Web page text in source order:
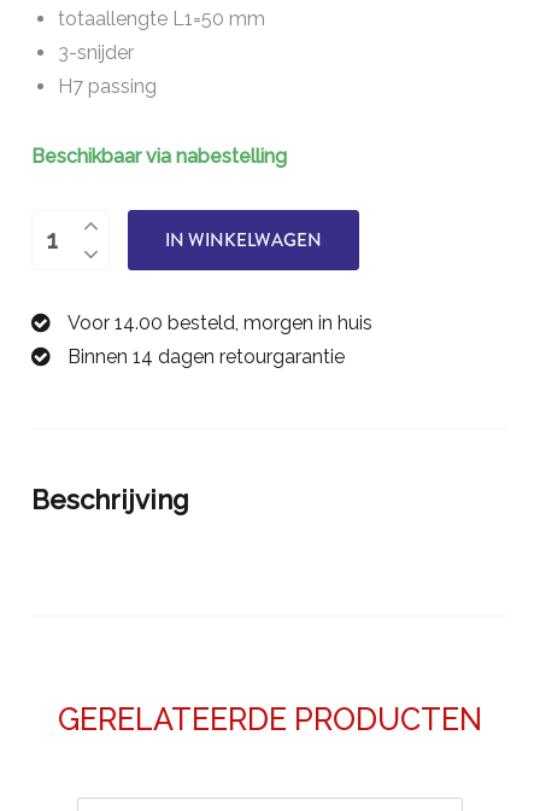
totaallengte L1=50 mm
3-snijder
H7 passing
Beschikbaar via nabestelling
Ruimer
0068104N
aantal
IN WINKELWAGEN
Voor 14.00 besteld, morgen in huis
Binnen 14 dagen retourgarantie
Beschrijving
GERELATEERDE PRODUCTEN